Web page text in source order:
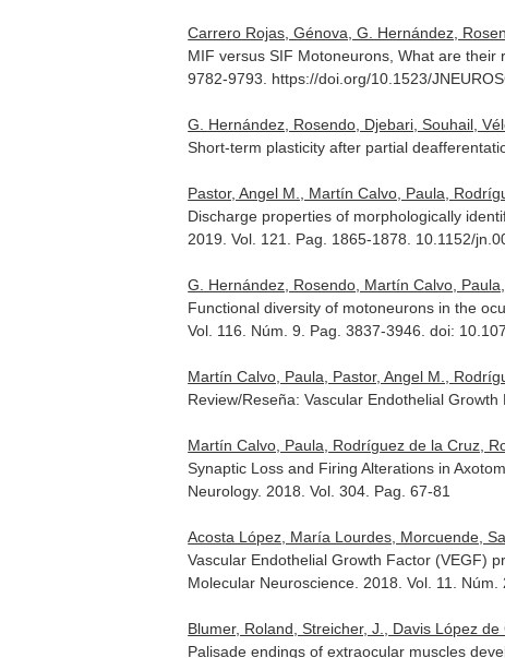
Carrero Rojas, Génova, G. Hernández,
MIF versus SIF Motoneurons, What are their
9782-9793. https://doi.org/10.1523/
G. Hernández, Rosendo, Djebari, Souhail,
Short-term plasticity after partial
Pastor, Angel M., Martín Calvo, Paula,
Discharge properties of morphologically
2019. Vol. 121. Pag. 1865-1878. 10.1152/
G. Hernández, Rosendo, Martín Calvo,
Functional diversity of motoneurons in the
Vol. 116. Núm. 9. Pag. 3837-3946. doi:
Martín Calvo, Paula, Pastor, Angel M.,
Review/Reseña: Vascular Endothelial
Martín Calvo, Paula, Rodríguez de la Cruz,
Synaptic Loss and Firing Alterations in
Neurology. 2018. Vol. 304. Pag. 67-81
Acosta López, María Lourdes, Morcuende,
Vascular Endothelial Growth Factor (VEGF)
Molecular Neuroscience . 2018. Vol. 11.
Blumer, Roland, Streicher, J., Davis López
Palisade endings of extraocular muscles